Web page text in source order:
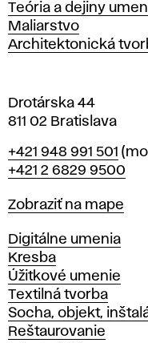
l
a
v
Katedry
Teória a dejiny
Maliarstvo
Architektonická
Drotárska 44
811 02 Bratislava
Telefón
+421 948 991 501
+421 2 6829 9500
Mapa
Zobraziť na mape
Katedry
Digitálne umenia
Kresba
Úžitkové umenie
Textilná tvorba
Socha, objekt,
Reštaurovanie